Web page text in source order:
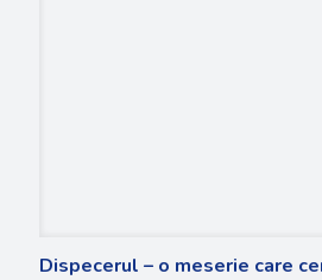
Dispecerul – o meserie care